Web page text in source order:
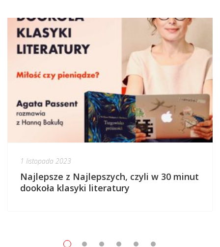
1 listopada 2023
Najlepsze z Najlepszych, czyli w 30 minut
dookoła klasyki literatury